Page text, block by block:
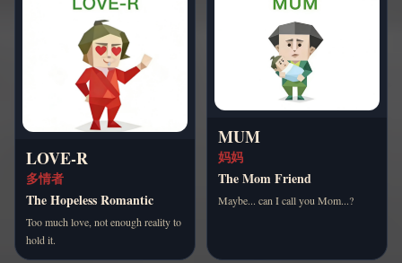
LOVE-R
多情者
The Hopeless Romantic
Too much love, not enough reality to
hold it.
MUM
妈妈
The Mom Friend
Maybe... can I call you Mom...?